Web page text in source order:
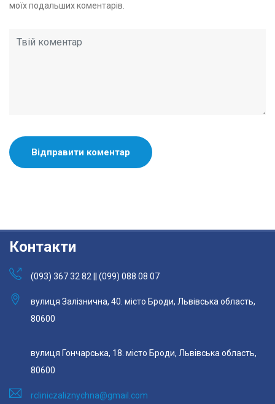
моїх подальших коментарів.
Контакти
(093) 367 32 82 || (099) 088 08 07
вулиця Залізнична, 40. місто Броди, Львівська область,
80600
вулиця Гончарська, 18. місто Броди, Львівська область,
80600
rcliniczaliznychna@gmail.com